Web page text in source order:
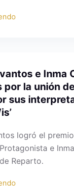
e Inma
por la unión
sus
logró el
e
Reparto.